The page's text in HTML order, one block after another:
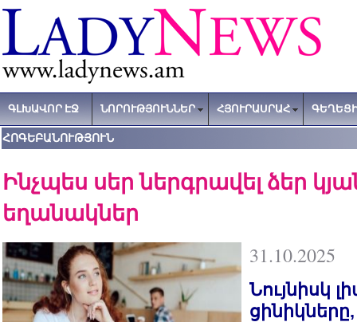
ԳԼԽԱՎՈՐ ԷՋ ՆՈՐՈՒԹՅՈՒՆՆԵՐ ՀՅՈՒՐԱՍՐԱՀ
ՀՈԳԵԲԱՆՈՒԹՅՈՒՆ
Ինչպես սեր ներգրավել ձեր
եղանակներ
31.10.2025
Նույնիսկ
ցինիկները,